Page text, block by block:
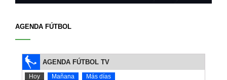
AGENDA FÚTBOL